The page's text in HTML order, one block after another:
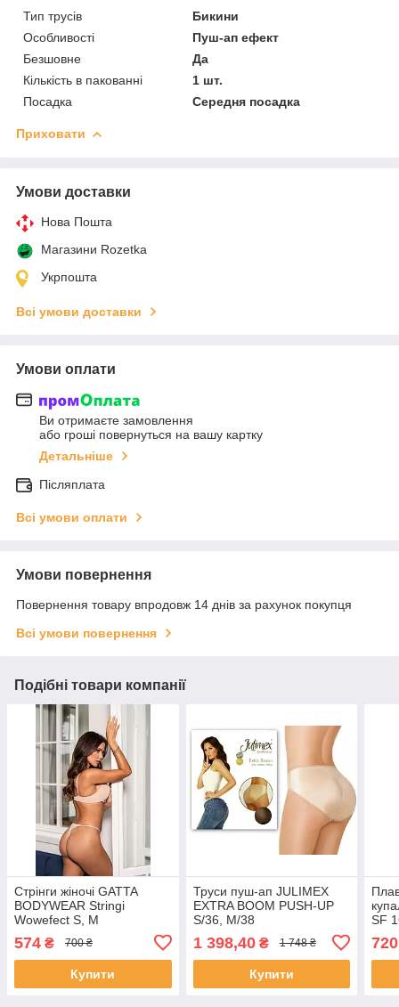
Тип трусів
Бикини
Особливості
Пуш-ап ефект
Безшовне
Да
Кількість в пакованні
1 шт.
Посадка
Середня посадка
Приховати
Умови доставки
Нова Пошта
Магазини Rozetka
Укрпошта
Всі умови доставки
Умови оплати
Ви отримаєте замовлення
або гроші повернуться на вашу картку
Детальніше
Післяплата
Всі умови оплати
Умови повернення
Повернення товару впродовж 14 днів за рахунок покупця
Всі умови повернення
Подібні товари компанії
Стрінги жіночі GATTA
BODYWEAR Stringi
Wowefect S, M
574 ₴ 700 ₴
Купити
Труси пуш-ап JULIMEX
EXTRA BOOM PUSH-UP
S/36, M/38
1 398,40₴ 1 748 ₴
Купити
SF
720